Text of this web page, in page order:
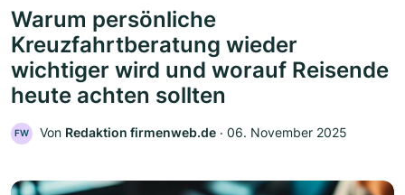
Warum persönliche
Kreuzfahrtberatung wieder
wichtiger wird und worauf Reisende
heute achten sollten
FW Von Redaktion firmenweb.de ‧ 06. November 2025